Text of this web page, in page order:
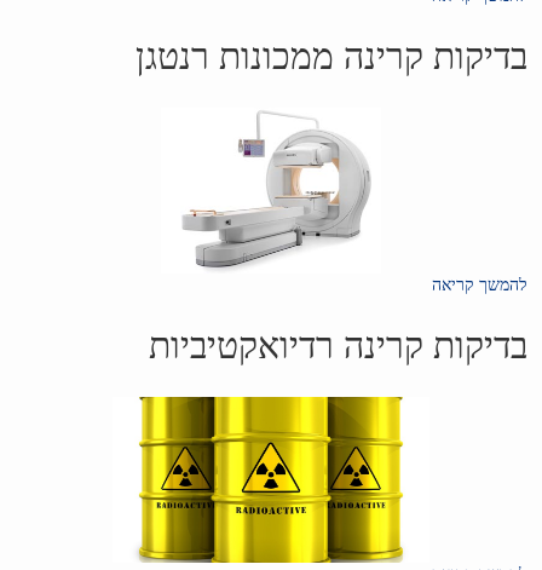
בדיקות קרינה ממכונות רנטגן
להמשך קריאה
בדיקות קרינה רדיואקטיביות